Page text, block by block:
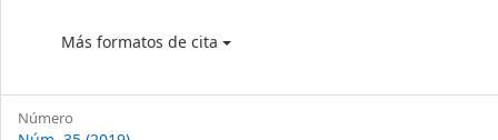
Más formatos de cita
Número